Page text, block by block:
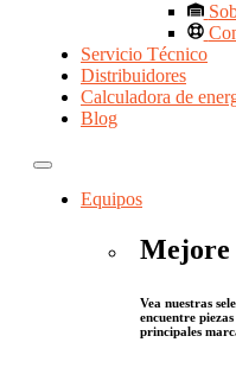
Servicio Técnico
Distribuidores
Calculadora de
Blog
Equipos
Mejore
Vea nuestras
encuentre
principales